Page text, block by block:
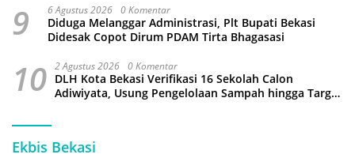
9 6 Agustus 2026 0 Komentar
Diduga Melanggar Administrasi, Plt Bupati Bekasi
Didesak Copot Dirum PDAM Tirta Bhagasasi
10 2 Agustus 2026 0 Komentar
DLH Kota Bekasi Verifikasi 16 Sekolah Calon
Adiwiyata, Usung Pengelolaan Sampah hingga Target
Ekbis Bekasi